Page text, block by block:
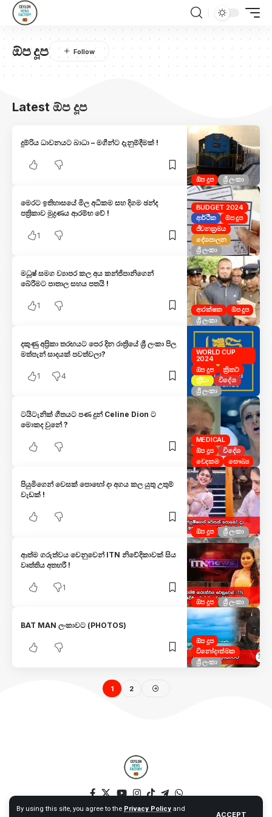
By using this site, you agree to the Privacy Policy and
ACCEPT
ඕප දූප
Latest ඕප දූප
ඕප දූප ශ්‍රී ලංකා
දුම්රිය ධාවනයට බාධා – මගීන්ට දැනුම්දීමක් !
BUDGET 2024
ආර්ථික
ඕප දූප
ජීවනක්‍රමය
දේශපාලන
ශ්‍රී ලංකා
මෙරට ඉතිහාසයේ මිල අධිකම සහ දිගම ඡන්ද
පත්‍රිකාව මුද්‍රණය ආරම්භ වේ !
1
ආරක්ෂක
ඕප දූප
ශ්‍රී ලංකා
මධූෂ් සමග ව්‍යාපර කල අය කන්ජිපානිගෙන්
බේරීමට පාතාල සහය පතයි !
1
WORLD CUP
2024
ඕප දූප
ක්‍රිකට්
ක්‍රීඩා
විදේශ
ශ්‍රී ලංකා
දකුණු අප්‍රිකා තරඟයට පෙර දින රාත්‍රියේ ශ්‍රී ලංකා පිල
මත්පැන් සාදයක් පවත්වලා?
1 4
MEDICAL
ඕප දූප
විදේශ
වෙදකම
සෞඛ්‍ය
ටයිටැනික් ගීතයට පණ දුන් Celine Dion ට
මොකද වුනේ ?
ඕප දූප ශ්‍රී ලංකා
පියුමිගෙන් වෙසක් පොහෝ දා අගය කල යුතු උතුම්
වැඩක් !
ඕප දූප ශ්‍රී ලංකා
ආත්ම ගරුත්වය වෙනුවෙන් ITN නිවේදිකාවක් සිය
වෘත්තිය අතහරී !
1
ඕප දූප
විනෝදාත්මක
ශ්‍රී ලංකා
BAT MAN ලංකාවට (PHOTOS)
1 2